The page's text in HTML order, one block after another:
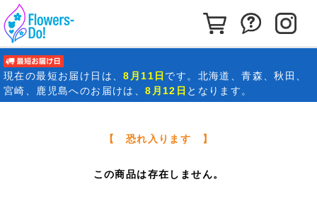
カートを見る
お問い合
現在の最短お届け日 は、8月11日 です。北海道、青森、秋田、
宮崎、鹿児島へのお届けは、8月12日 となります。
【 恐れ入ります 】
この商品は存在しません。